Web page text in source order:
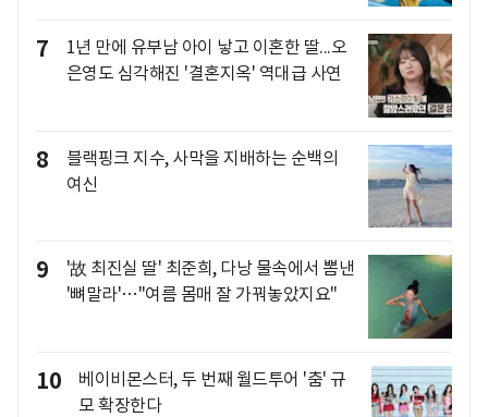
7
1년 만에 유부남 아이 낳고 이혼한 딸...오
은영도 심각해진 '결혼지옥' 역대급 사연
8
블랙핑크 지수, 사막을 지배하는 순백의
여신
9
'故 최진실 딸' 최준희, 다낭 물속에서 뽐낸
'뼈말라'…"여름 몸매 잘 가꿔놓았지요"
10
베이비몬스터, 두 번째 월드투어 '춤' 규
모 확장한다